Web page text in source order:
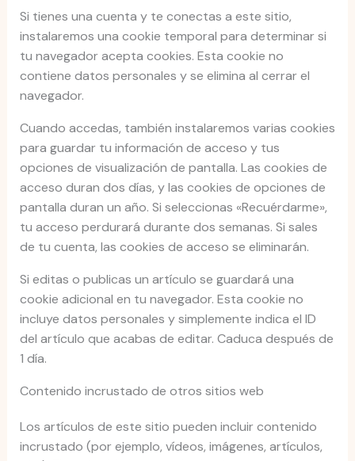
Si tienes una cuenta y te conectas a este sitio,
instalaremos una cookie temporal para determinar si
tu navegador acepta cookies. Esta cookie no
contiene datos personales y se elimina al cerrar el
navegador.
Cuando accedas, también instalaremos varias cookies
para guardar tu información de acceso y tus
opciones de visualización de pantalla. Las cookies de
acceso duran dos días, y las cookies de opciones de
pantalla duran un año. Si seleccionas «Recuérdarme»,
tu acceso perdurará durante dos semanas. Si sales
de tu cuenta, las cookies de acceso se eliminarán.
Si editas o publicas un artículo se guardará una
cookie adicional en tu navegador. Esta cookie no
incluye datos personales y simplemente indica el ID
del artículo que acabas de editar. Caduca después de
1 día.
Contenido incrustado de otros sitios web
Los artículos de este sitio pueden incluir contenido
incrustado (por ejemplo, vídeos, imágenes, artículos,